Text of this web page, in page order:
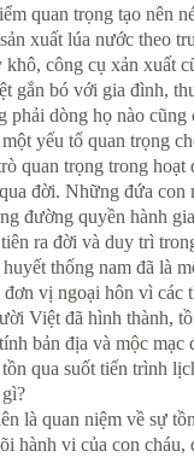
quan trọng tạo nên
xuất lúa nước theo
công cụ xản xuất
gắn bó với gia đình,
phải dòng họ nào cũng
yếu tố quan trọng
quan trọng trong
đời. Những đứa
đường quyền hành
ra đời và duy trì
thống nam đã là
vị ngoại hôn vì các
Việt đã hình thành,
bản địa và mộc
qua suốt tiến trình
là quan niệm về sự
hành vi của con